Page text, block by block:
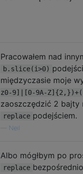
Pracowałem nad
b.slice(i>0)
międzyczasie moje
z0-9]|[0-9A-
zaoszczędzić 2 bajty
replace podejściem.
Neil
Albo mógłbym po
replace